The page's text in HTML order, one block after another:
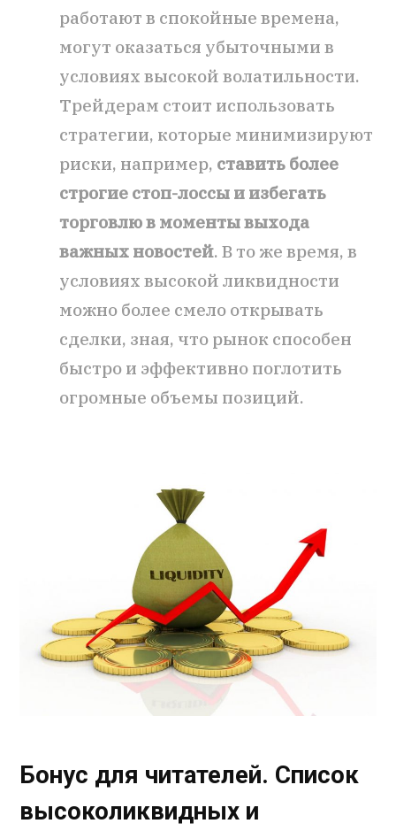
работают в спокойные времена,
могут оказаться убыточными в
условиях высокой волатильности.
Трейдерам стоит использовать
стратегии, которые минимизируют
риски, например, ставить более
строгие стоп-лоссы и избегать
торговлю в моменты выхода
важных новостей. В то же время, в
условиях высокой ликвидности
можно более смело открывать
сделки, зная, что рынок способен
быстро и эффективно поглотить
огромные объемы позиций.
Бонус для читателей. Список
высоколиквидных и